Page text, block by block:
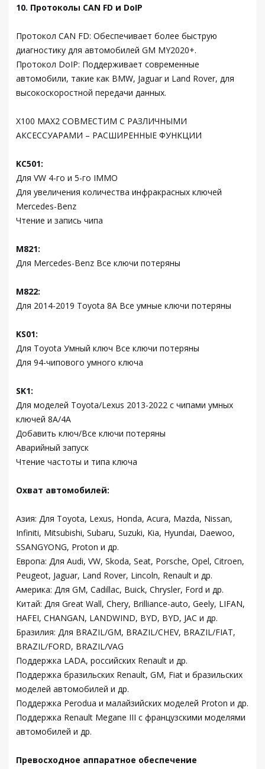
10. Протоколы CAN FD и DoIP
Протокол CAN FD: Обеспечивает более быструю
диагностику для автомобилей GM MY2020+.
Протокол DoIP: Поддерживает современные
автомобили, такие как BMW, Jaguar и Land Rover, для
высокоскоростной передачи данных.
X100 MAX2 СОВМЕСТИМ С РАЗЛИЧНЫМИ
АКСЕССУАРАМИ – РАСШИРЕННЫЕ ФУНКЦИИ
KC501:
Для VW 4-го и 5-го IMMO
Для увеличения количества инфракрасных ключей
Mercedes-Benz
Чтение и запись чипа
M821:
Для Mercedes-Benz Все ключи потеряны
M822:
Для 2014-2019 Toyota 8A Все умные ключи потеряны
KS01:
Для Toyota Умный ключ Все ключи потеряны
Для 94-чипового умного ключа
SK1:
Для моделей Toyota/Lexus 2013-2022 с чипами умных
ключей 8A/4A
Добавить ключ/Все ключи потеряны
Аварийный запуск
Чтение частоты и типа ключа
Охват автомобилей:
Азия: Для Toyota, Lexus, Honda, Acura, Mazda, Nissan,
Infiniti, Mitsubishi, Subaru, Suzuki, Kia, Hyundai, Daewoo,
SSANGYONG, Proton и др.
Европа: Для Audi, VW, Skoda, Seat, Porsche, Opel, Citroen,
Peugeot, Jaguar, Land Rover, Lincoln, Renault и др.
Америка: Для GM, Cadillac, Buick, Chrysler, Ford и др.
Китай: Для Great Wall, Chery, Brilliance-auto, Geely, LIFAN,
HAFEI, CHANGAN, LANDWIND, BYD, BYD, JAC и др.
Бразилия: Для BRAZIL/GM, BRAZIL/CHEV, BRAZIL/FIAT,
BRAZIL/FORD, BRAZIL/VAG
Поддержка LADA, российских Renault и др.
Поддержка бразильских Renault, GM, Fiat и бразильских
моделей автомобилей и др.
Поддержка Perodua и малайзийских моделей Proton и др.
Поддержка Renault Megane III с французскими моделями
автомобилей и др.
Превосходное аппаратное обеспечение